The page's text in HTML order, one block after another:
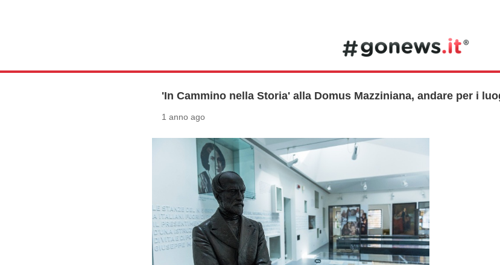
'In Cammino nella Storia' alla Domus Mazziniana, andare per i
1 anno ago